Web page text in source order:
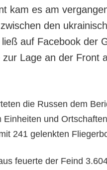
kam es am
den
auf Facebook der
zur Lage an der Front
die Russen dem
Einheiten und
241 gelenkten
feuerte der Feind